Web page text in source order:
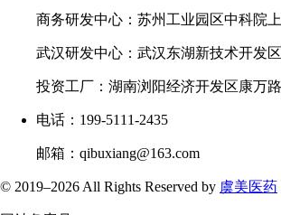
商务研发中心：苏州工业园区中科院
武汉研发中心：武汉东湖新技术开发
投资工厂：湖南浏阳经济开发区康万
电话：199-5111-2435
邮箱：qibuxiang@163.com
© 2019–2026 All Rights Reserved by 虞美医药